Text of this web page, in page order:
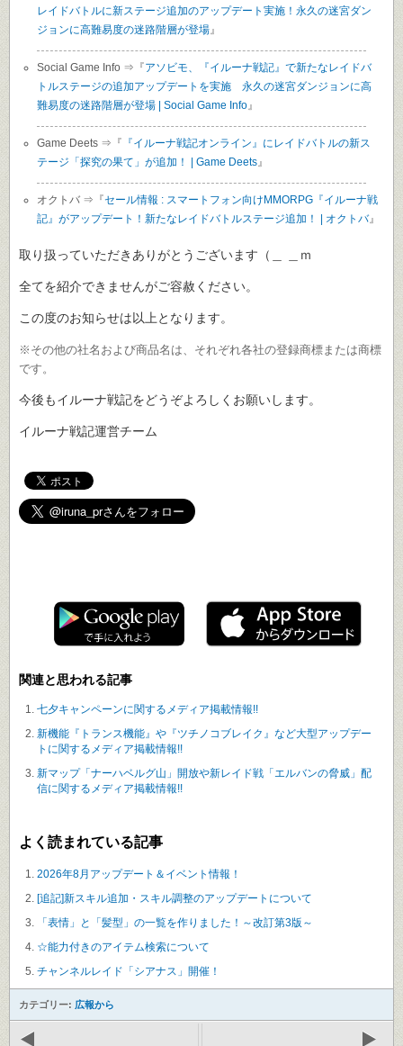
レイドバトルに新ステージ追加のアップデート実施！永久の迷宮ダン
ジョンに高難易度の迷路階層が登場』
Social Game Info ⇒『アソビモ、『イルーナ戦記』で新たなレイドバ
トルステージの追加アップデートを実施 永久の迷宮ダンジョンに高
難易度の迷路階層が登場 | Social Game Info』
Game Deets ⇒『 『イルーナ戦記オンライン』にレイドバトルの新ス
テージ「探究の果て」が追加！ | Game Deets』
オクトバ ⇒『セール情報 : スマートフォン向けMMORPG『イルーナ戦
記』がアップデート！新たなレイドバトルステージ追加！ | オクトバ』
取り扱っていただきありがとうございます（＿ ＿ｍ
全てを紹介できませんがご容赦ください。
この度のお知らせは以上となります。
※その他の社名および商品名は、それぞれ各社の登録商標または商標
です。
今後もイルーナ戦記をどうぞよろしくお願いします。
イルーナ戦記運営チーム
関連と思われる記事
七夕キャンペーンに関するメディア掲載情報!!
新機能『トランス機能』や『ツチノコブレイク』など大型アップデー
トに関するメディア掲載情報!!
新マップ「ナーハベルグ山」開放や新レイド戦「エルバンの脅威」配
信に関するメディア掲載情報!!
よく読まれている記事
2026年8月アップデート＆イベント情報！
[追記]新スキル追加・スキル調整のアップデートについて
「表情」と「髪型」の一覧を作りました！～改訂第3版～
☆能力付きのアイテム検索について
チャンネルレイド「シアナス」開催！
カテゴリー: 広報から